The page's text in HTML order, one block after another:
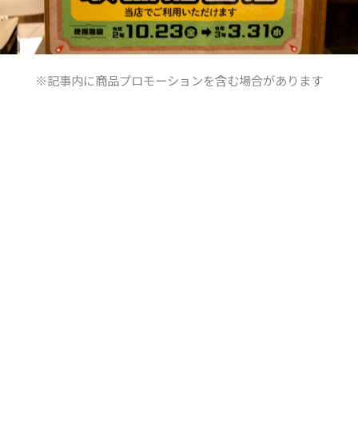
※記事内に商品プロモーションを含む場合があります